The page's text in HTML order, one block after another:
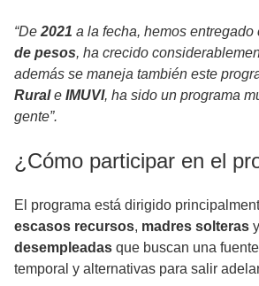
“De 2021 a la fecha, hemos entregado
de pesos, ha crecido
además se maneja también este
Rurale IMUVI, ha sido un programa
gente”.
¿Cómo participar en el
El programa está dirigido
escasos recursos, madres solteras y
desempleadas que buscan una
temporal y alternativas para salir